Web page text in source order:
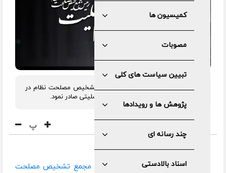
کمیسیون ها
مصوبات
تبیین سیاست های کلی
پژوهش ها و رویدادها
چند رسانه ای
اسناد بالادستی
آیت الله آملی لاریجانی رئیس مجمع تشخیص مصلحت نظام در
پی درگذشت آیت الله محفوظی پیام تسلیتی صادر نمود.
پ
به گزارش مرکز رسانه و روابط عمومی مجمع تشخیص مصلحت